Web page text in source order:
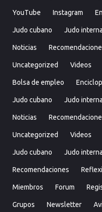
YouTube Instagram
Judo cubano Judo
Noticias
Uncategorized Videos
Bolsa de empleo
Judo cubano Judo
Noticias
Uncategorized Videos
Judo cubano Judo
Recomendaciones
Miembros Forum
Grupos Newsletter